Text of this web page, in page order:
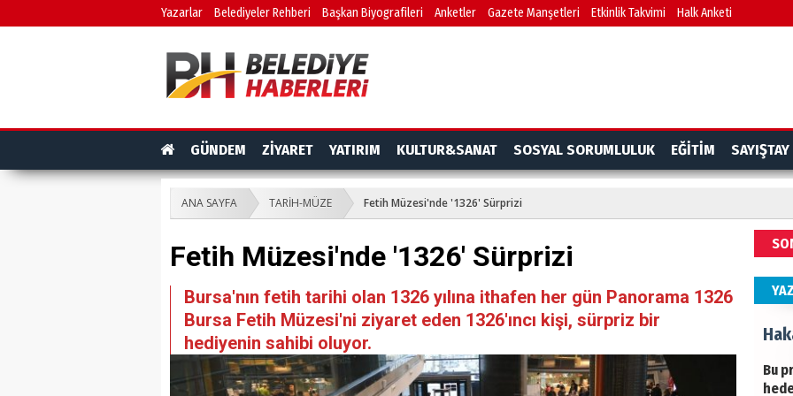
Yazarlar Belediyeler Rehberi Başkan Biyografileri Anketler Gazete Manşetleri Etkinlik Takvimi Halk Anketi
GÜNDEM ZİYARET YATIRIM KULTUR&SANAT SOSYAL SORUMLULUK EĞİTİM SAYIŞTAY
ANA SAYFA TARİH-MÜZE Fetih Müzesi'nde '1326' Sürprizi
Fetih Müzesi'nde '1326' Sürprizi
Bursa'nın fetih tarihi olan 1326 yılına ithafen her gün Panorama 1326
Bursa Fetih Müzesi'ni ziyaret eden 1326'ıncı kişi, sürpriz bir
hediyenin sahibi oluyor.
Bu